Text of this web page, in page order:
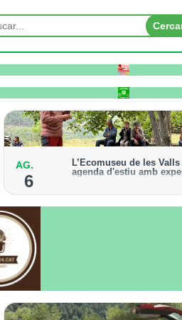
AG.
6
L’Ecomuseu de les
agenda d'estiu amb
guiades i propostes